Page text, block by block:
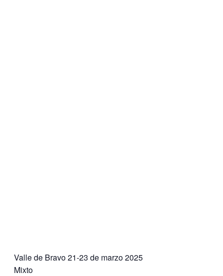
Valle de Bravo 21-23 de marzo 2025
Mixto